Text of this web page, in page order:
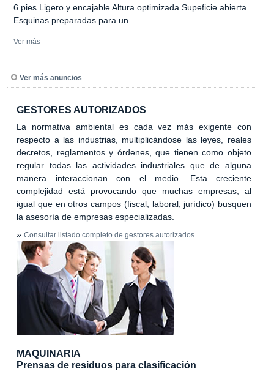
6 pies Ligero y encajable Altura optimizada Supeficie abierta
Esquinas preparadas para un...
Ver más
Ver más anuncios
GESTORES AUTORIZADOS
La normativa ambiental es cada vez más exigente con
respecto a las industrias, multiplicándose las leyes, reales
decretos, reglamentos y órdenes, que tienen como objeto
regular todas las actividades industriales que de alguna
manera interaccionan con el medio. Esta creciente
complejidad está provocando que muchas empresas, al
igual que en otros campos (fiscal, laboral, jurídico) busquen
la asesoría de empresas especializadas.
» Consultar listado completo de gestores autorizados
MAQUINARIA
Prensas de residuos para clasificación